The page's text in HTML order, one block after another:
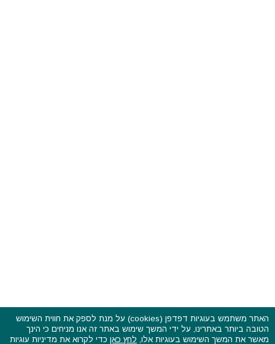
פסטיבלים וקרנבלים בעולם - כל הזכויות שמורות © 2015 - 2026
האתר משתמש בעוגיות דפדפן (cookies) על מנת לספק את חווית השימוש
הטובה ביותר באתרינו, על ידי המשך שימוש באתר זה אנו מניחים כי הינך
מאשר את המשך השימוש בעוגיות אלו, לחץ כאן כדי לקרוא את מדיניות עוגיות